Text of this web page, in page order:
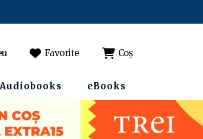
Favorite Coș
Audiobooks eBooks